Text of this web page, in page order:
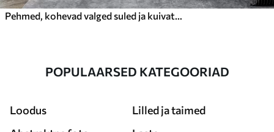
Pehmed, kohevad valged suled ja kuivatatud lilled neutraalsel pastellbeežil taustal
POPULAARSED KATEGOORIAD
Loodus
Lilled ja taimed